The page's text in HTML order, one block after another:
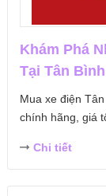
Khám Phá
Tại Tân
Mua xe điện
chính hãng, giá
Chi tiết